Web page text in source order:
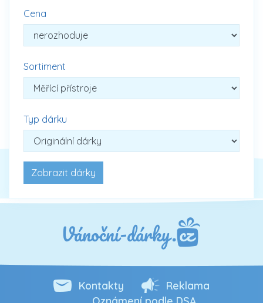
Cena
Sortiment
Typ dárku
Kontakty
Reklama